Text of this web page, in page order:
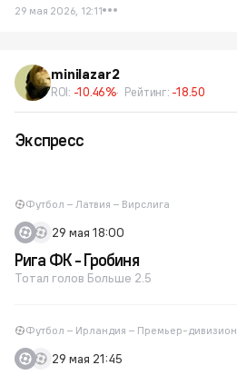
29 мая 2026, 12:11
minilazar2
ROI: -10.46% Рейтинг: -18.50
Экспресс
Футбол – Латвия – Вирслига
29 мая 18:00
Рига ФК - Гробиня
Тотал голов Больше 2.5
Футбол – Ирландия – Премьер-дивизион
29 мая 21:45